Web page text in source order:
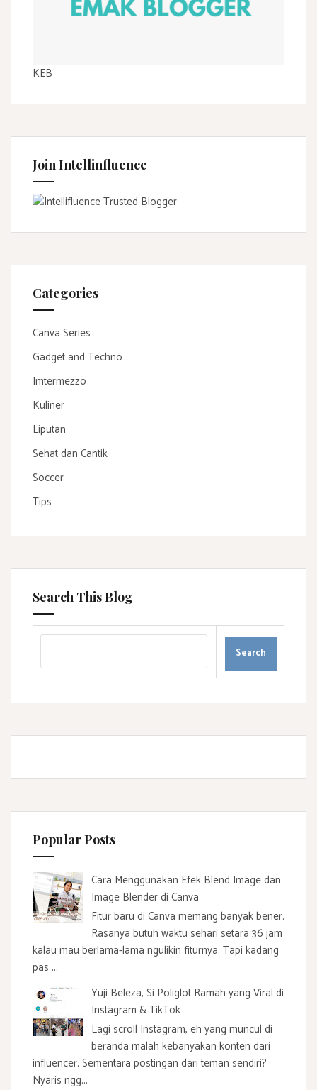
KEB
Join Intellinfluence
Categories
Canva Series
Gadget and Techno
Imtermezzo
Kuliner
Liputan
Sehat dan Cantik
Soccer
Tips
Search This Blog
Popular Posts
Cara Menggunakan Efek Blend Image dan
Image Blender di Canva
Fitur baru di Canva memang banyak bener.
Rasanya butuh waktu sehari setara 36 jam
kalau mau berlama-lama ngulikin fiturnya. Tapi kadang
pas ...
Yuji Beleza, Si Poliglot Ramah yang Viral di
Instagram & TikTok
Lagi scroll Instagram, eh yang muncul di
beranda malah kebanyakan konten dari
influencer. Sementara postingan dari teman sendiri?
Nyaris ngg...